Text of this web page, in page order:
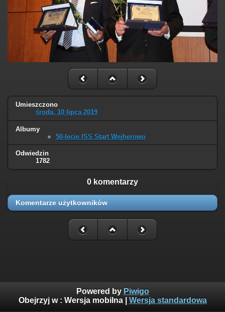
Umieszczono
środa, 10 lipca 2019
Albumy
50-lecie ISS Start Wejherowo
Odwiedzin
1782
0 komentarzy
Komentarze użytkowników
Powered by Piwigo
Obejrzyj w : Wersja mobilna| Wersja standardowa